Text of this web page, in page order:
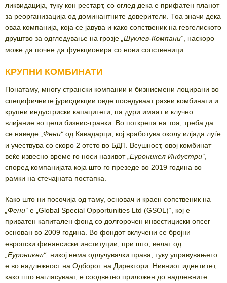
ликвидација, туку кон рестарт, со оглед дека е прифатен планот
за реорганизација од доминантните доверители. Тоа значи дека
оваа компанија, која се јавува и како сопственик на гевгелиското
друштво за одгледување на грозје Шуклев-Компани“ , наскоро
може да почне да функционира со нови сопственици.
КРУПНИ КОМБИНАТИ
Понатаму, многу странски компании и бизнисмени лоцирани во
специфичните јурисдикции овде поседуваат разни комбинати и
крупни индустриски капацитети, па дури имаат и клучно
влијание во цели бизнис-гранки. Во поткрепа на тоа, треба да
се наведе „Фени“ од Кавадарци, кој вработува околу илјада луѓе
и учествува со скоро 2 отсто во БДП. Всушност, овој комбинат
веќе извесно време го носи називот „ Еуроникел Индустри“
според компанијата која што го презеде во 2019 година во
рамки на стечајната постапка.
Како што ни посочија од таму, основач и краен сопственик на
„Фени“ е „Global Special Opportunities Ltd (GSOL)“, кој е
приватен капитален фонд со долгорочен инвестициски опсег
основан во 2009 година. Во фондот вклучени се бројни
европски финансиски институции, при што, велат од
„Еуроникел“, никој нема одлучувачки права, туку управувањето
е во надлежност на Одборот на Директори. Нивниот идентитет,
како што нагласуваат, е соодветно приложен до надлежните